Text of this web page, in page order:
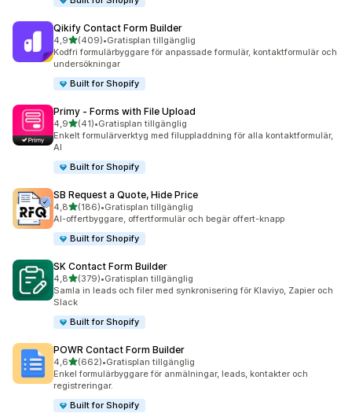
Qikify Contact Form Builder
4,9av 5 stjärnor
(409)
409 recensioner totalt
•Gratisplan tillgänglig
Kodfri formulärbyggare för anpassade formulär, kontaktformulär och
undersökningar
Built for Shopify
Primy ‑ Forms with File Upload
4,9av 5 stjärnor
(41)
41 recensioner totalt
•Gratisplan tillgänglig
Enkelt formulärverktyg med filuppladdning för alla kontaktformulär,
AI
Built for Shopify
SB Request a Quote, Hide Price
4,8av 5 stjärnor
(186)
186 recensioner totalt
•Gratisplan tillgänglig
AI-offertbyggare, offertformulär och begär offert-knapp
Built for Shopify
SK Contact Form Builder
4,8av 5 stjärnor
(379)
379 recensioner totalt
•Gratisplan tillgänglig
Samla in leads och filer med synkronisering för Klaviyo, Zapier och
Slack
Built for Shopify
POWR Contact Form Builder
4,6av 5 stjärnor
(662)
662 recensioner totalt
•Gratisplan tillgänglig
Enkel formulärbyggare för anmälningar, leads, kontakter och
registreringar.
Built for Shopify